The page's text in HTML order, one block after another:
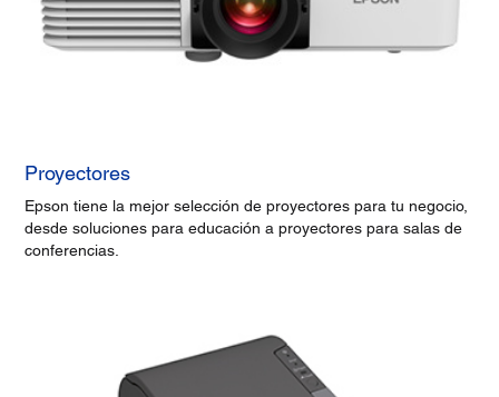
Proyectores
Epson tiene la mejor selección de proyectores para tu negocio,
desde soluciones para educación a proyectores para salas de
conferencias.